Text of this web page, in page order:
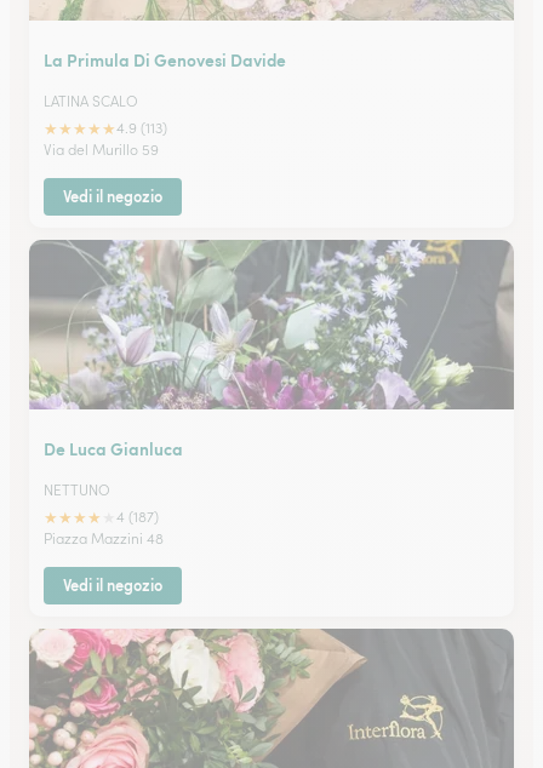
La Primula Di Genovesi Davide
LATINA SCALO
★★★★★4.9 (113)
Via del Murillo 59
Vedi il negozio
De Luca Gianluca
NETTUNO
★★★★
4 (187)
Piazza Mazzini 48
Vedi il negozio